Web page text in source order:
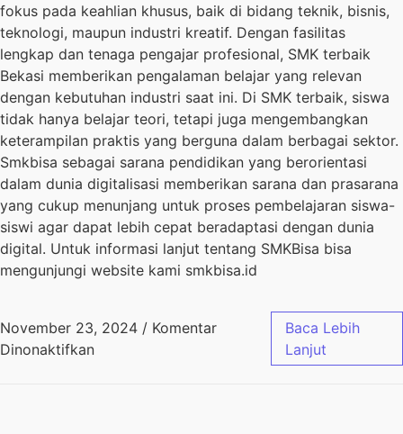
fokus pada keahlian khusus, baik di bidang teknik, bisnis,
teknologi, maupun industri kreatif. Dengan fasilitas
lengkap dan tenaga pengajar profesional, SMK terbaik
Bekasi memberikan pengalaman belajar yang relevan
dengan kebutuhan industri saat ini. Di SMK terbaik, siswa
tidak hanya belajar teori, tetapi juga mengembangkan
keterampilan praktis yang berguna dalam berbagai sektor.
Smkbisa sebagai sarana pendidikan yang berorientasi
dalam dunia digitalisasi memberikan sarana dan prasarana
yang cukup menunjang untuk proses pembelajaran siswa-
siswi agar dapat lebih cepat beradaptasi dengan dunia
digital. Untuk informasi lanjut tentang SMKBisa bisa
mengunjungi website kami smkbisa.id
November 23, 2024 / Komentar
Dinonaktifkan
Baca Lebih
Lanjut